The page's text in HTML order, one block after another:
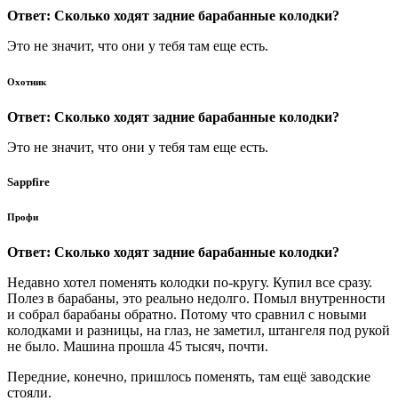
Ответ: Сколько ходят задние барабанные колодки?
Это не значит, что они у тебя там еще есть.
Охотник
Ответ: Сколько ходят задние барабанные колодки?
Это не значит, что они у тебя там еще есть.
Sappfire
Профи
Ответ: Сколько ходят задние барабанные колодки?
Недавно хотел поменять колодки по-кругу. Купил все сразу.
Полез в барабаны, это реально недолго. Помыл внутренности
и собрал барабаны обратно. Потому что сравнил с новыми
колодками и разницы, на глаз, не заметил, штангеля под рукой
не было. Машина прошла 45 тысяч, почти.
Передние, конечно, пришлось поменять, там ещё заводские
стояли.